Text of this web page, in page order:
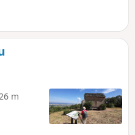
und 1969
sind. Eine
ein Schild
der
die
m